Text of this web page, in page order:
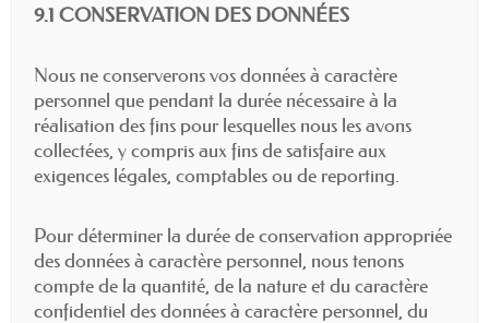
9.1 CONSERVATION DES DONNÉES
Nous ne conserverons vos données à caractère
personnel que pendant la durée nécessaire à la
réalisation des fins pour lesquelles nous les avons
collectées, y compris aux fins de satisfaire aux
exigences légales, comptables ou de reporting.
Pour déterminer la durée de conservation appropriée
des données à caractère personnel, nous tenons
compte de la quantité, de la nature et du caractère
confidentiel des données à caractère personnel, du